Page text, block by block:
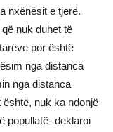
nxënësit e tjerë.
nuk duhet të
por është
nga distanca
nga distanca
nuk ka ndonjë
popullatë- deklaroi